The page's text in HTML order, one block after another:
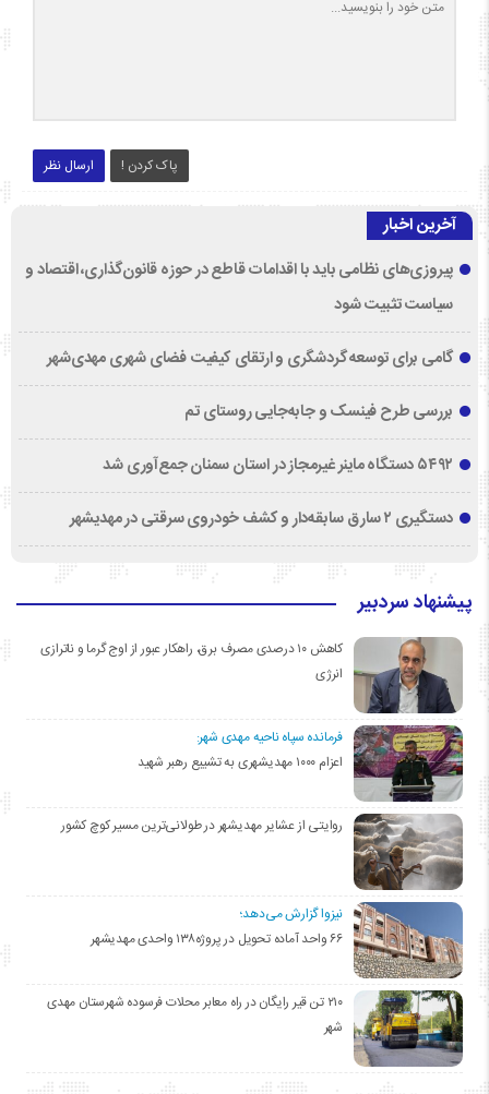
ارسال نظر پاک کردن !
آخرین اخبار
پیروزی‌های نظامی باید با اقدامات قاطع در حوزه قانون‌گذاری، اقتصاد و
سیاست تثبیت شود
گامی برای توسعه گردشگری و ارتقای کیفیت فضای شهری مهدی‌شهر
بررسی طرح فینسک و جابه‌جایی روستای تم
۵۴۹۲ دستگاه ماینر غیرمجاز در استان سمنان جمع‌آوری شد
دستگیری ۲ سارق سابقه‌دار و کشف خودروی سرقتی در مهدیشهر
پیشنهاد سردبیر
کاهش ۱۰ درصدی مصرف برق، راهکار عبور از اوج گرما و ناترازی
انرژی
فرمانده سپاه ناحیه مهدی شهر:
اعزام ۱۰۰۰ مهدیشهری به تشییع رهبر شهید
روایتی از عشایر مهدیشهر در طولانی‌ترین مسیر کوچ کشور
نیزوا گزارش می‌دهد؛
۶۶ واحد آماده تحویل در پروژه۱۳۸ واحدی مهدیشهر
۲۱۰ تن قیر رایگان در راه معابر محلات فرسوده شهرستان مهدی
شهر